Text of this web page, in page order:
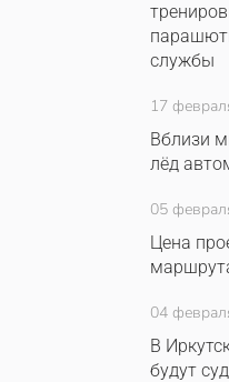
службы
17
Вблизи
лёд
05
Цена
04
В
будут